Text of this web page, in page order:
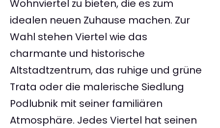
Wohnviertel zu bieten, die es zum
idealen neuen Zuhause machen. Zur
Wahl stehen Viertel wie das
charmante und historische
Altstadtzentrum, das ruhige und grüne
Trata oder die malerische Siedlung
Podlubnik mit seiner familiären
Atmosphäre. Jedes Viertel hat seinen